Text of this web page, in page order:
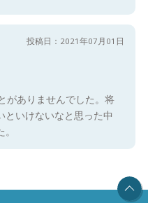
投稿日：2021年07月01日
がありませんでした。将
といけないなと思った中